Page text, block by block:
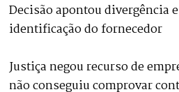
Decisão apontou divergência
identificação do fornecedor
Justiça negou recurso de
não conseguiu comprovar